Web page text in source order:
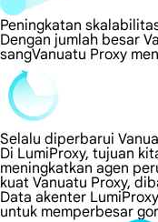
Peningkatan
Dengan jumlah besar
sangVanuatu Proxy
Selalu diperbarui
Di LumiProxy, tujuan
meningkatkan agen
kuat Vanuatu Proxy,
Data akenter
untuk memperbesar